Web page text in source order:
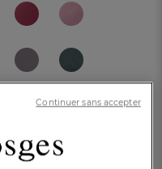
Continuer sans accepter